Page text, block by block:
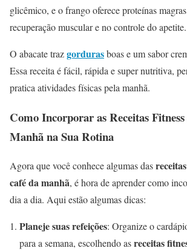
glicêmico, e o frango oferece proteínas
recuperação muscular e no controle do apetite.
O abacate trazgordurasboas e um sabor
Essa receita é fácil, rápida e super nutritiva,
pratica atividades físicas pela manhã.
Como Incorporar as Receitas
Manhã na Sua Rotina
Agora que você conhece algumas das
café da manhã, é hora de aprender como
dia a dia. Aqui estão algumas dicas:
Planeje suas refeições: Organize o
para a semana, escolhendo asreceitas